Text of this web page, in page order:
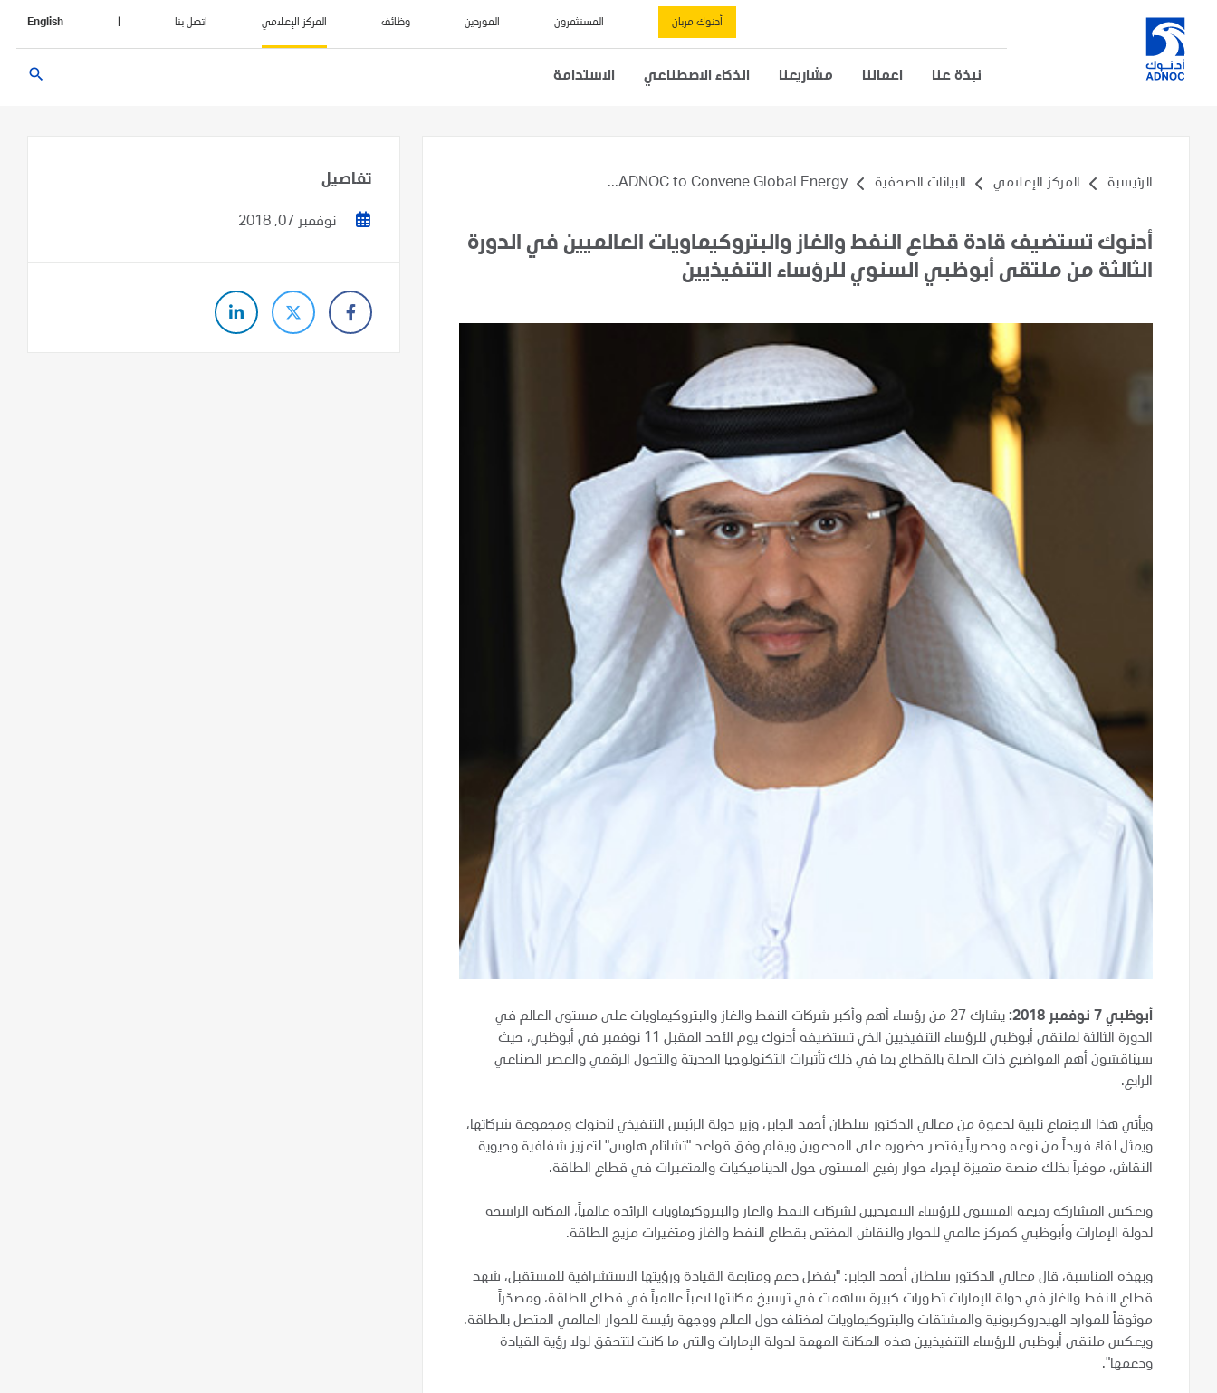
أدنوك مربان المستثمرون الموردين وظائف المركز الإعلامي اتصل بنا English
نبذة عنا اعمالنا مشاريعنا الذكاء الاصطناعي الاستدامة search
الرئيسية المركز الإعلامي البيانات الصحفية ADNOC to Convene Global Energy...
أدنوك تستضيف قادة قطاع النفط والغاز والبتروكيماويات العالميين في الدورة
الثالثة من ملتقى أبوظبي السنوي للرؤساء التنفيذيين
أبوظبي 7 نوفمبر 2018:
يشارك 27 من رؤساء أهم وأكبر شركات النفط والغاز والبتروكيماويات على مستوى العالم في
الدورة الثالثة لملتقى أبوظبي للرؤساء التنفيذيين الذي تستضيفه أدنوك يوم الأحد المقبل 11 نوفمبر في أبوظبي، حيث
سيناقشون أهم المواضيع ذات الصلة بالقطاع بما في ذلك تأثيرات التكنولوجيا الحديثة والتحول الرقمي والعصر الصناعي
الرابع.
ويأتي هذا الاجتماع تلبية لدعوة من معالي الدكتور سلطان أحمد الجابر، وزير دولة الرئيس التنفيذي لأدنوك ومجموعة شركاتها،
ويمثل لقاءً فريداً من نوعه وحصرياً يقتصر حضوره على المدعوين ويقام وفق قواعد "تشاتام هاوس" لتعزيز شفافية وحيوية
النقاش، موفراً بذلك منصة متميزة لإجراء حوار رفيع المستوى حول الديناميكيات والمتغيرات في قطاع الطاقة.
وتعكس المشاركة رفيعة المستوى للرؤساء التنفيذيين لشركات النفط والغاز والبتروكيماويات الرائدة عالمياً، المكانة الراسخة
لدولة الإمارات وأبوظبي كمركز عالمي للحوار والنقاش المختص بقطاع النفط والغاز ومتغيرات مزيج الطاقة.
وبهذه المناسبة، قال معالي الدكتور سلطان أحمد الجابر: "بفضل دعم ومتابعة القيادة ورؤيتها الاستشرافية للمستقبل، شهد
قطاع النفط والغاز في دولة الإمارات تطورات كبيرة ساهمت في ترسيخ مكانتها لاعباً عالمياً في قطاع الطاقة، ومصدّراً
موثوقاً للموارد الهيدروكربونية والمشتقات والبتروكيماويات لمختلف دول العالم ووجهة رئيسة للحوار العالمي المتصل بالطاقة.
ويعكس ملتقى أبوظبي للرؤساء التنفيذيين هذه المكانة المهمة لدولة الإمارات والتي ما كانت لتتحقق لولا رؤية القيادة
ودعمها".
تفاصيل
نوفمبر 07, 2018